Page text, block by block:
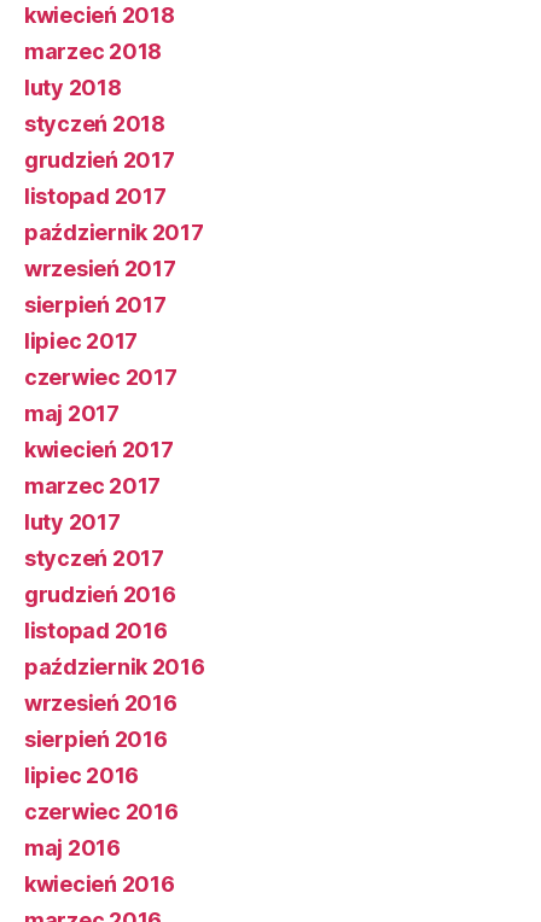
kwiecień 2018
marzec 2018
luty 2018
styczeń 2018
grudzień 2017
listopad 2017
październik 2017
wrzesień 2017
sierpień 2017
lipiec 2017
czerwiec 2017
maj 2017
kwiecień 2017
marzec 2017
luty 2017
styczeń 2017
grudzień 2016
listopad 2016
październik 2016
wrzesień 2016
sierpień 2016
lipiec 2016
czerwiec 2016
maj 2016
kwiecień 2016